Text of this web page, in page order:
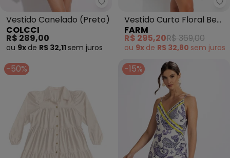
Colcci - Vestido Canelado
Vestido Canelado (Preto)
COLCCI
R$ 289,00
ou 9x de R$ 32,11 sem juros
Vestido Curto Floral Bem
Me Quer (Laranja)
FARM
R$ 295,20R$ 369,00
ou 9x de R$ 32,80 sem juros
-50% -15%